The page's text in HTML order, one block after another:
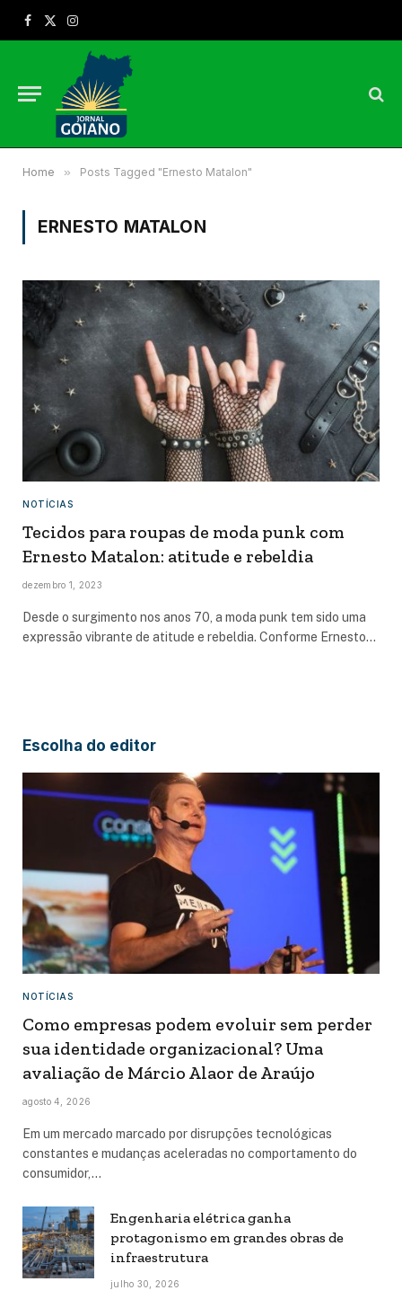
Facebook
X
Instagram
Home » Posts Tagged "Ernesto Matalon"
ERNESTO MATALON
NOTÍCIAS
Tecidos para roupas de moda punk com
Ernesto Matalon: atitude e rebeldia
dezembro 1, 2023
Desde o surgimento nos anos 70, a moda punk tem sido uma
expressão vibrante de atitude e rebeldia. Conforme Ernesto…
Escolha do editor
NOTÍCIAS
Como empresas podem evoluir sem perder
sua identidade organizacional? Uma
avaliação de Márcio Alaor de Araújo
agosto 4, 2026
Em um mercado marcado por disrupções tecnológicas
constantes e mudanças aceleradas no comportamento do
consumidor,…
Engenharia elétrica ganha
protagonismo em grandes obras de
infraestrutura
julho 30, 2026